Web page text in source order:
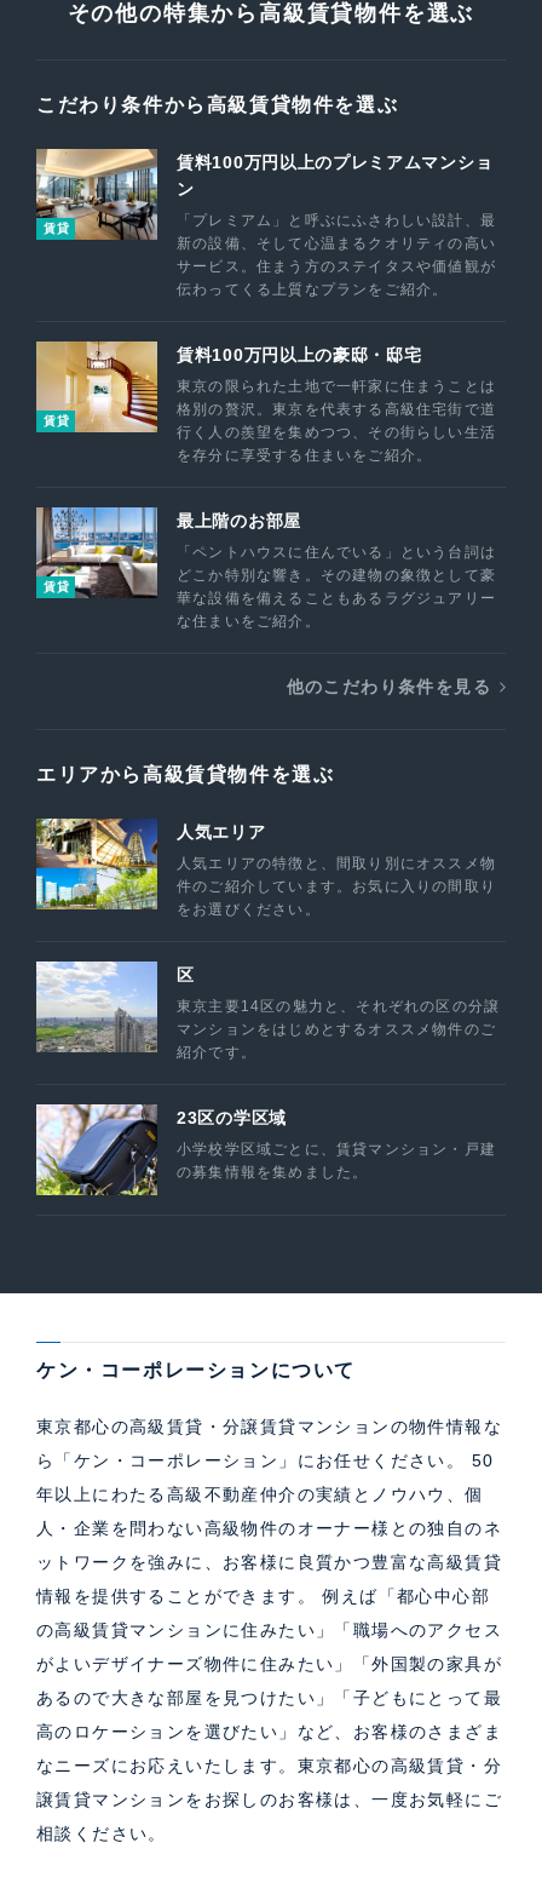
その他の特集から高級賃貸物件を選ぶ
こだわり条件から高級賃貸物件を選ぶ
賃貸
賃料100万円以上のプレミアムマンショ
ン
「プレミアム」と呼ぶにふさわしい設計、最
新の設備、そして心温まるクオリティの高い
サービス。住まう方のステイタスや価値観が
伝わってくる上質なプランをご紹介。
賃貸
賃料100万円以上の豪邸・邸宅
東京の限られた土地で一軒家に住まうことは
格別の贅沢。東京を代表する高級住宅街で道
行く人の羨望を集めつつ、その街らしい生活
を存分に享受する住まいをご紹介。
賃貸
最上階のお部屋
「ペントハウスに住んでいる」という台詞は
どこか特別な響き。その建物の象徴として豪
華な設備を備えることもあるラグジュアリー
な住まいをご紹介。
他のこだわり条件を見る
エリアから高級賃貸物件を選ぶ
人気エリア
人気エリアの特徴と、間取り別にオススメ物
件のご紹介しています。お気に入りの間取り
をお選びください。
区
東京主要14区の魅力と、それぞれの区の分譲
マンションをはじめとするオススメ物件のご
紹介です。
23区の学区域
小学校学区域ごとに、賃貸マンション・戸建
の募集情報を集めました。
ケン・コーポレーションについて
東京都心の高級賃貸・分譲賃貸マンションの物件情報な
ら「ケン・コーポレーション」にお任せください。 50
年以上にわたる高級不動産仲介の実績とノウハウ、個
人・企業を問わない高級物件のオーナー様との独自のネ
ットワークを強みに、お客様に良質かつ豊富な高級賃貸
情報を提供することができます。 例えば「都心中心部
の高級賃貸マンションに住みたい」「職場へのアクセス
がよいデザイナーズ物件に住みたい」「外国製の家具が
あるので大きな部屋を見つけたい」「子どもにとって最
高のロケーションを選びたい」など、お客様のさまざま
なニーズにお応えいたします。東京都心の高級賃貸・分
譲賃貸マンションをお探しのお客様は、一度お気軽にご
相談ください。